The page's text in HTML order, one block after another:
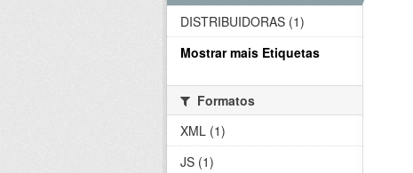
DISTRIBUIDORAS (1)
Mostrar mais Etiquetas
Formatos
XML (1)
JS (1)